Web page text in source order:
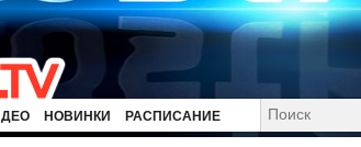
НОВИНКИ РАСПИСАНИЕ